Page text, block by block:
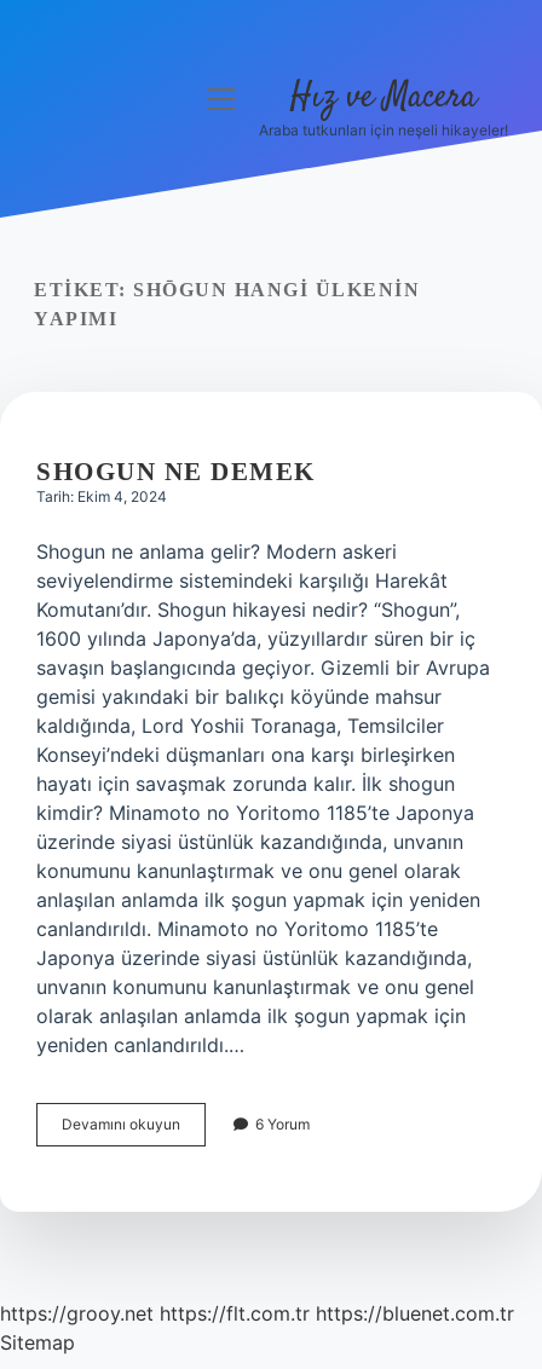
Yasal Uyarı
menüyü
Hız ve Macera
Araba tutkunları için neşeli hikayeler!
ETIKET: SHŌGUN HANGI ÜLKENIN
YAPIMI
SHOGUN NE DEMEK
Tarih: Ekim 4, 2024
Shogun ne anlama gelir? Modern askeri
seviyelendirme sistemindeki karşılığı Harekât
Komutanı’dır. Shogun hikayesi nedir? “Shogun”,
1600 yılında Japonya’da, yüzyıllardır süren bir iç
savaşın başlangıcında geçiyor. Gizemli bir Avrupa
gemisi yakındaki bir balıkçı köyünde mahsur
kaldığında, Lord Yoshii Toranaga, Temsilciler
Konseyi’ndeki düşmanları ona karşı birleşirken
hayatı için savaşmak zorunda kalır. İlk shogun
kimdir? Minamoto no Yoritomo 1185’te Japonya
üzerinde siyasi üstünlük kazandığında, unvanın
konumunu kanunlaştırmak ve onu genel olarak
anlaşılan anlamda ilk şogun yapmak için yeniden
canlandırıldı. Minamoto no Yoritomo 1185’te
Japonya üzerinde siyasi üstünlük kazandığında,
unvanın konumunu kanunlaştırmak ve onu genel
olarak anlaşılan anlamda ilk şogun yapmak için
yeniden canlandırıldı.…
Devamını okuyun
Ne
6 Yorum
https://grooy.net https://flt.com.tr https://bluenet.com.tr
Sitemap